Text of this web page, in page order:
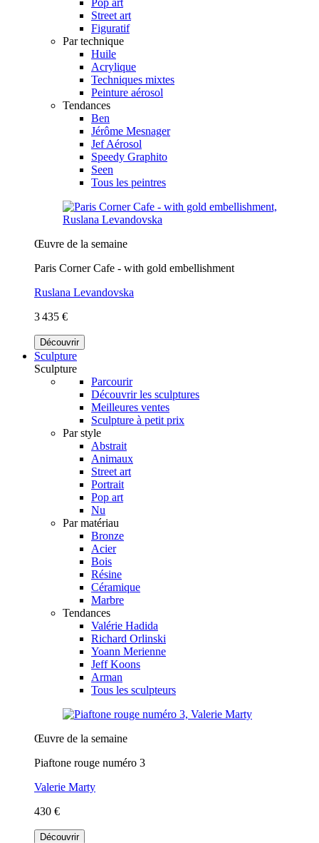
Street art
Figuratif
Par technique
Huile
Acrylique
Techniques mixtes
Peinture aérosol
Tendances
Ben
Jérôme Mesnager
Jef Aérosol
Speedy Graphito
Seen
Tous les peintres
Œuvre de la semaine
Paris Corner Cafe - with gold embellishment
Ruslana Levandovska
3 435 €
Découvrir
Sculpture
Sculpture
Parcourir
Découvrir les sculptures
Meilleures ventes
Sculpture à petit prix
Par style
Abstrait
Animaux
Street art
Portrait
Pop art
Nu
Par matériau
Bronze
Acier
Bois
Résine
Céramique
Marbre
Tendances
Valérie Hadida
Richard Orlinski
Yoann Merienne
Jeff Koons
Arman
Tous les sculpteurs
Œuvre de la semaine
Piaftone rouge numéro 3
Valerie Marty
430 €
Découvrir